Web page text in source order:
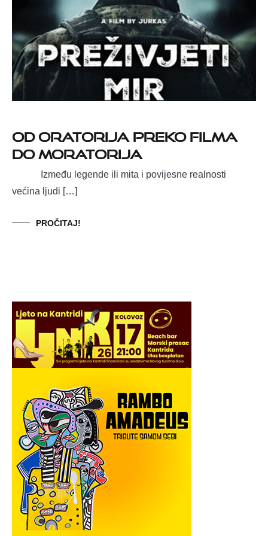
Od oratorija preko filma
do moratorija
Između legende ili mita i povijesne realnosti
većina ljudi […]
PROČITAJ!